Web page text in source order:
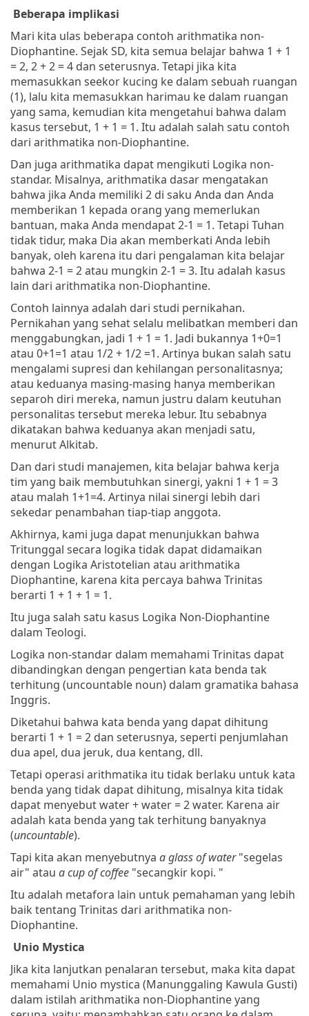
Beberapa implikasi
Mari kita ulas beberapa contoh arithmatika non-
Diophantine. Sejak SD, kita semua belajar bahwa 1 + 1
= 2, 2 + 2 = 4 dan seterusnya. Tetapi jika kita
memasukkan seekor kucing ke dalam sebuah ruangan
(1), lalu kita memasukkan harimau ke dalam ruangan
yang sama, kemudian kita mengetahui bahwa dalam
kasus tersebut, 1 + 1 = 1. Itu adalah salah satu contoh
dari arithmatika non-Diophantine.
Dan juga arithmatika dapat mengikuti Logika non-
standar. Misalnya, arithmatika dasar mengatakan
bahwa jika Anda memiliki 2 di saku Anda dan Anda
memberikan 1 kepada orang yang memerlukan
bantuan, maka Anda mendapat 2-1 = 1. Tetapi Tuhan
tidak tidur, maka Dia akan memberkati Anda lebih
banyak, oleh karena itu dari pengalaman kita belajar
bahwa 2-1 = 2 atau mungkin 2-1 = 3. Itu adalah kasus
lain dari arithmatika non-Diophantine.
Contoh lainnya adalah dari studi pernikahan.
Pernikahan yang sehat selalu melibatkan memberi dan
menggabungkan, jadi 1 + 1 = 1. Jadi bukannya 1+0=1
atau 0+1=1 atau 1/2 + 1/2 =1. Artinya bukan salah satu
mengalami supresi dan kehilangan personalitasnya;
atau keduanya masing-masing hanya memberikan
separoh diri mereka, namun justru dalam keutuhan
personalitas tersebut mereka lebur. Itu sebabnya
dikatakan bahwa keduanya akan menjadi satu,
menurut Alkitab.
Dan dari studi manajemen, kita belajar bahwa kerja
tim yang baik membutuhkan sinergi, yakni 1 + 1 = 3
atau malah 1+1=4. Artinya nilai sinergi lebih dari
sekedar penambahan tiap-tiap anggota.
Akhirnya, kami juga dapat menunjukkan bahwa
Tritunggal secara logika tidak dapat didamaikan
dengan Logika Aristotelian atau arithmatika
Diophantine, karena kita percaya bahwa Trinitas
berarti 1 + 1 + 1 = 1.
Itu juga salah satu kasus Logika Non-Diophantine
dalam Teologi.
Logika non-standar dalam memahami Trinitas dapat
dibandingkan dengan pengertian kata benda tak
terhitung (uncountable noun) dalam gramatika bahasa
Inggris.
Diketahui bahwa kata benda yang dapat dihitung
berarti 1 + 1 = 2 dan seterusnya, seperti penjumlahan
dua apel, dua jeruk, dua kentang, dll.
Tetapi operasi arithmatika itu tidak berlaku untuk kata
benda yang tidak dapat dihitung, misalnya kita tidak
dapat menyebut water + water = 2 water. Karena air
adalah kata benda yang tak terhitung banyaknya
(uncountable).
Tapi kita akan menyebutnya a glass of water"segelas
air" atau a cup of coffee "secangkir kopi. "
Itu adalah metafora lain untuk pemahaman yang lebih
baik tentang Trinitas dari arithmatika non-
Diophantine.
Unio Mystica
Jika kita lanjutkan penalaran tersebut, maka kita dapat
memahami Unio mystica (Manunggaling Kawula Gusti)
dalam istilah arithmatika non-Diophantine yang